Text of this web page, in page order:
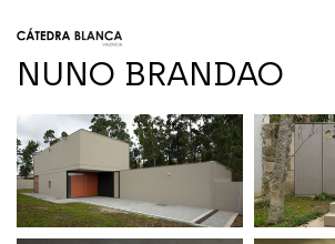
al
contenido
Cátedra
Blanca
NUNO BRANDAO